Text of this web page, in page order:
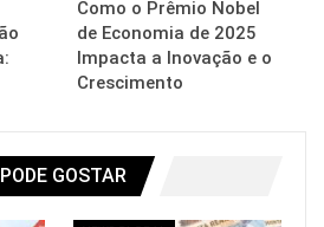
Como o Prêmio Nobel
de Economia de 2025
Impacta a Inovação e o
Crescimento
GOSTAR